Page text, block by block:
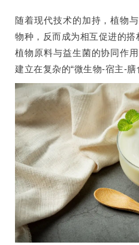
随着现代技术的加持，植物
物种，反而成为相互促进的搭
植物原料与益生菌的协同作
建立在复杂的“微生物-宿主-膳